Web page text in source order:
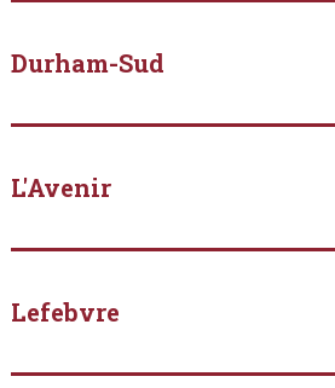
Durham-Sud
L'Avenir
Lefebvre